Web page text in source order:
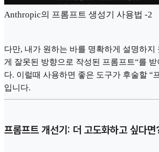
Anthropic의 프롬프트 생성기 사용법 -2
다만, 내가 원하는 바를 명확하게 설명하지
게 잘못된 방향으로 작성된 프롬프트“를 받
다. 이럴때 사용하면 좋은 도구가 후술할 “
입니다.
프롬프트 개선기: 더 고도화하고 싶다면